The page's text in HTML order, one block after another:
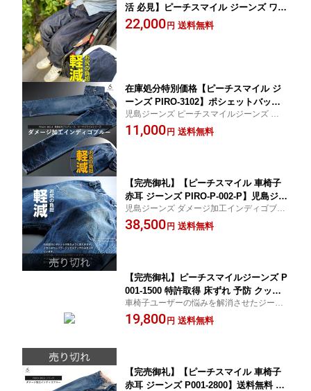
活 必見】ピーチスマイル ジーンズ ワン
ウォッシュ インディゴブルー 月桂樹ボ
タン 送料無料 岡山 児島 褥瘡 床ずれ 縫
22,000 円 送料無料
在庫処分特別価格【ピーチスマイル ジ
ーンズ PIRO-3102】ポシェットバッグ
別売り 児島ジーンズ JEANS ジーパン
岡山県児島 ダメージ加工 インディゴブ
児島ジーンズ ピーチスマイルジーンズ ダメ
ージ加工インディゴブルPIRO-3102
11,000 円 送料無料
【完売御礼】【ピーチスマイル 車椅子
赤耳 ジーンズ PIRO-P-002-P】児島ジー
ンズ セルビッチ ビンテージ ダメージ
加工 インディゴブルー 車いす おしゃれ
児島ジーンズ ダメージ加工インディゴブル
ー PIRO-P-002-P
38,500 円 送料無料
【完売御礼】ピーチスマイルジーンズ P
001-1500 特許取得 床ずれ 予防 クッシ
ョン 着心地 おしゃれ 着心地 利便性満
足】ワンウォッシュブラック 脊髄損
車椅子ユーザーの悩みを解消させたジーン
ズ 褥瘡予防、お尻への負担軽減！特許取得
テレビ、新聞、雑誌などでご紹介頂いてい
19,800 円 送料無料
【完売御礼】【ピーチスマイル 車椅子
赤耳 ジーンズ P001-2800】送料無料 セ